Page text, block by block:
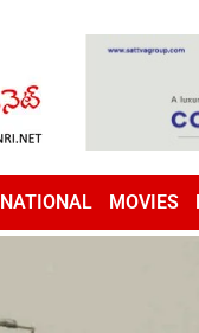
NATIONAL MOVIES